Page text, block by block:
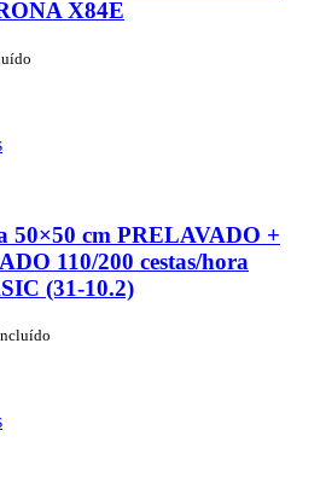
X84E
50×50 cm PRELAVADO +
110/200 cestas/hora
(31-10.2)